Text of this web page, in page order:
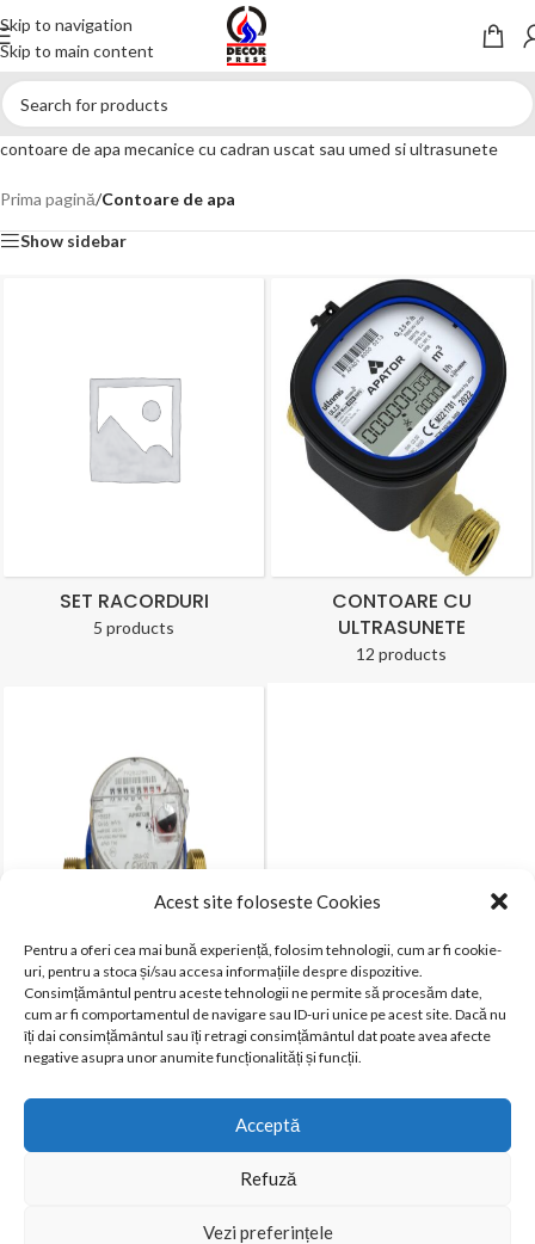
Acest site foloseste Cookies
Pentru a oferi cea mai bună experiență, folosim tehnologii, cum ar fi cookie-
uri, pentru a stoca și/sau accesa informațiile despre dispozitive.
Consimțământul pentru aceste tehnologii ne permite să procesăm date,
cum ar fi comportamentul de navigare sau ID-uri unice pe acest site. Dacă nu
îți dai consimțământul sau îți retragi consimțământul dat poate avea afecte
negative asupra unor anumite funcționalități și funcții.
Acceptă
Refuză
Vezi preferințele
Skip to navigation
Skip to main content
contoare de apa mecanice cu cadran uscat sau umed si ultrasunete
Prima pagină/Contoare de apa
Show sidebar
SET RACORDURI
5 products
CONTOARE CU
ULTRASUNETE
12 products
CONTOARE CU CADRAN
USCAT
6 products